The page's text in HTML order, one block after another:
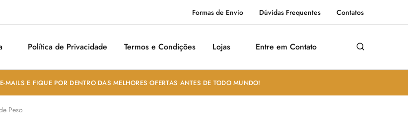
Formas de Envio Dúvidas Frequentes Contatos
Política de Privacidade Termos e Condições Lojas Entre em Contato
MAILS E FIQUE POR DENTRO DAS MELHORES OFERTAS ANTES DE TODO MUNDO!
Peso